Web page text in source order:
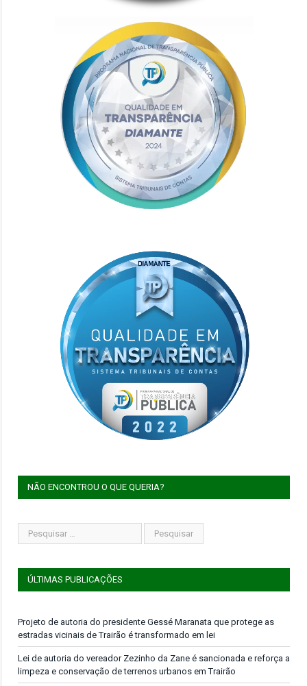
NÃO ENCONTROU O QUE QUERIA?
ÚLTIMAS PUBLICAÇÕES
Projeto de autoria do presidente Gessé Maranata que protege as
estradas vicinais de Trairão é transformado em lei
Lei de autoria do vereador Zezinho da Zane é sancionada e reforça a
limpeza e conservação de terrenos urbanos em Trairão